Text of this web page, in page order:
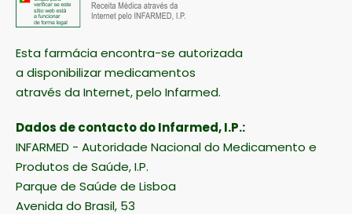
Esta farmácia encontra-se autorizada
a disponibilizar medicamentos
através da Internet, pelo Infarmed.
INFARMED - Autoridade Nacional do Medicamento e
Produtos de Saúde, I.P.
Parque de Saúde de Lisboa
Avenida do Brasil, 53
1749-004 Lisboa – Portugal